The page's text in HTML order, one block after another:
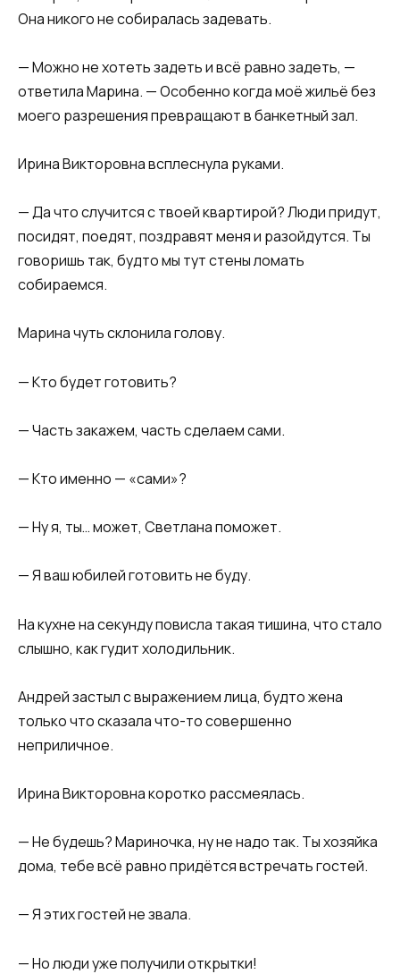
Она никого не собиралась задевать.
— Можно не хотеть задеть и всё равно задеть, —
ответила Марина. — Особенно когда моё жильё без
моего разрешения превращают в банкетный зал.
Ирина Викторовна всплеснула руками.
— Да что случится с твоей квартирой? Люди придут,
посидят, поедят, поздравят меня и разойдутся. Ты
говоришь так, будто мы тут стены ломать
собираемся.
Марина чуть склонила голову.
— Кто будет готовить?
— Часть закажем, часть сделаем сами.
— Кто именно — «сами»?
— Ну я, ты… может, Светлана поможет.
— Я ваш юбилей готовить не буду.
На кухне на секунду повисла такая тишина, что стало
слышно, как гудит холодильник.
Андрей застыл с выражением лица, будто жена
только что сказала что-то совершенно
неприличное.
Ирина Викторовна коротко рассмеялась.
— Не будешь? Мариночка, ну не надо так. Ты хозяйка
дома, тебе всё равно придётся встречать гостей.
— Я этих гостей не звала.
— Но люди уже получили открытки!